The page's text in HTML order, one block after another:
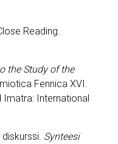
Reading.
the Study of the
Fennica XVI.
Imatra: International
Synteesi